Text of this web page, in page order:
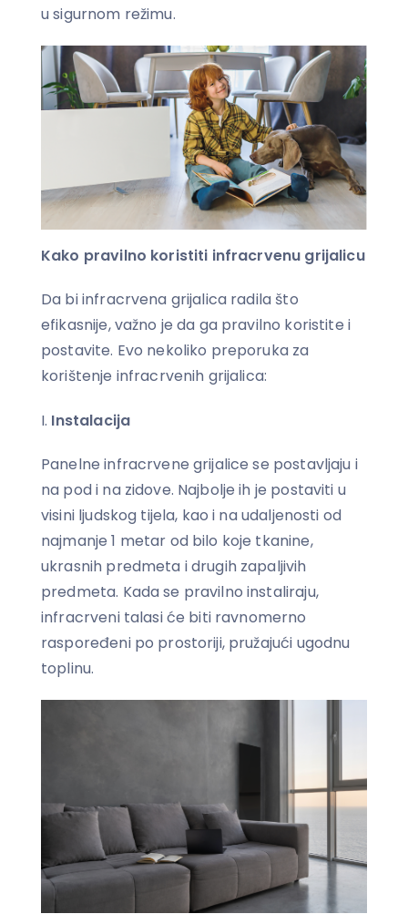
u sigurnom režimu.
Kako pravilno koristiti infracrvenu grijalicu
Da bi infracrvena grijalica radila što
efikasnije, važno je da ga pravilno koristite i
postavite. Evo nekoliko preporuka za
korištenje infracrvenih grijalica:
Instalacija
Panelne infracrvene grijalice se postavljaju i
na pod i na zidove. Najbolje ih je postaviti u
visini ljudskog tijela, kao i na udaljenosti od
najmanje 1 metar od bilo koje tkanine,
ukrasnih predmeta i drugih zapaljivih
predmeta. Kada se pravilno instaliraju,
infracrveni talasi će biti ravnomerno
raspoređeni po prostoriji, pružajući ugodnu
toplinu.